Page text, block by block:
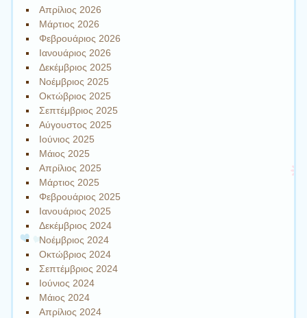
Απρίλιος 2026
Μάρτιος 2026
Φεβρουάριος 2026
Ιανουάριος 2026
Δεκέμβριος 2025
Νοέμβριος 2025
Οκτώβριος 2025
Σεπτέμβριος 2025
Αύγουστος 2025
Ιούνιος 2025
Μάιος 2025
Απρίλιος 2025
Μάρτιος 2025
Φεβρουάριος 2025
Ιανουάριος 2025
Δεκέμβριος 2024
Νοέμβριος 2024
Οκτώβριος 2024
Σεπτέμβριος 2024
Ιούνιος 2024
Μάιος 2024
Απρίλιος 2024